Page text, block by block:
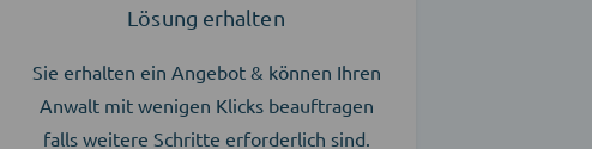
Lösung erhalten
Sie erhalten ein Angebot & können Ihren
Anwalt mit wenigen Klicks beauftragen
falls weitere Schritte erforderlich sind.